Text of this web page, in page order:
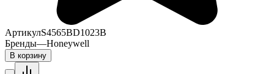
АртикулS4565BD1023B
Бренды—Honeywell
В корзину